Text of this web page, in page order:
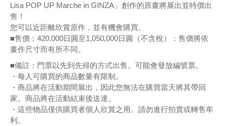
Lisa POP UP Marche in GINZA」創作的原畫將展出並特價出
售！
您可以近距離欣賞原作，並有機會購買。
■售價：420,000日圓至1,050,000日圓（不含稅）：售價將依
畫作尺寸而有所不同。
■備註：門票以先到先得的方式出售。可能會發放編號票。
・每人可購買的商品數量有限制。
・商品將在活動期間展出，因此您無法在購買當天將其帶回
家。商品將在活動結束後送達。
・這些物品僅供購買者個人欣賞之用。請勿進行拍賣或轉售牟
利。